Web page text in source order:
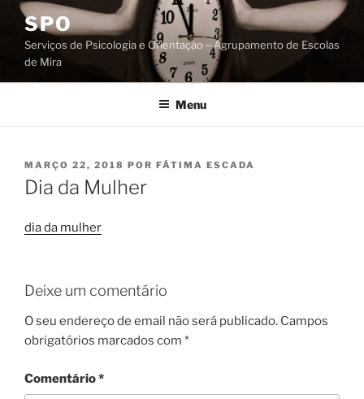
Saltar
conteúdo
SPO
Serviços de Psicologia e Orientação – Agrupamento de Escolas
de Mira
Menu
PUBLICADO
EM
MARÇO 22, 2018 POR FÁTIMA ESCADA
Dia da Mulher
dia da mulher
Deixe um comentário
O seu endereço de email não será publicado. Campos
obrigatórios marcados com *
Comentário*